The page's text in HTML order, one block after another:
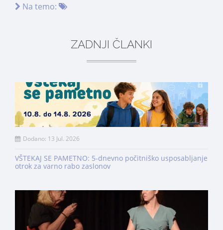
Na temo:
ZADNJI ČLANKI
Dodano: 13 Jul. 2026
VŠTEKAJ SE PAMETNO: 5-dnevno počitniško usposabljanje
otrok za varno rabo zaslonov